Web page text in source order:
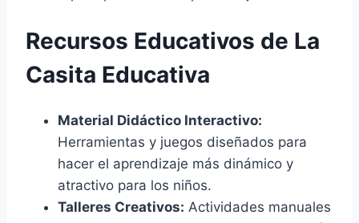
Recursos Educativos de La
Casita Educativa
Material Didáctico Interactivo:
Herramientas y juegos diseñados para
hacer el aprendizaje más dinámico y
atractivo para los niños.
Talleres Creativos: Actividades manuales